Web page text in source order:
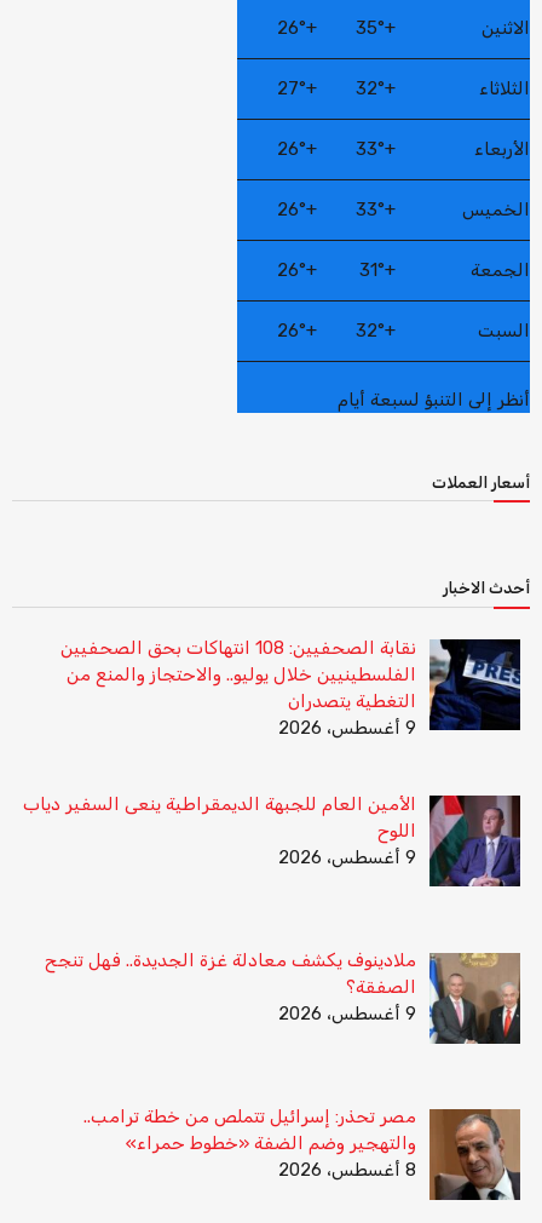
الاثنين +
35°
+
26°
الثلاثاء +
32°
+
27°
الأربعاء +
33°
+
26°
الخميس +
33°
+
26°
الجمعة +
31°
+
26°
السبت +
32°
+
26°
أنظر إلى التنبؤ لسبعة أيام
أسعار العملات
أحدث الاخبار
نقابة الصحفيين: 108 انتهاكات بحق الصحفيين
الفلسطينيين خلال يوليو.. والاحتجاز والمنع من
التغطية يتصدران
9 أغسطس، 2026
الأمين العام للجبهة الديمقراطية ينعى السفير دياب
اللوح
9 أغسطس، 2026
ملادينوف يكشف معادلة غزة الجديدة.. فهل تنجح
الصفقة؟
9 أغسطس، 2026
مصر تحذر: إسرائيل تتملص من خطة ترامب..
والتهجير وضم الضفة «خطوط حمراء»
8 أغسطس، 2026